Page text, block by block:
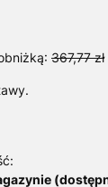
367,77 zł